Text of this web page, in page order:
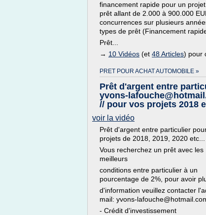
financement rapide pour un
prêt allant de 2.000 à 900.000
concurrences sur plusieurs
types de prêt (Financement
Prêt...
→ 10 Vidéos (et 48 Articles) pour
PRET POUR ACHAT AUTOMOBILE »
Prêt d'argent entre
yvons-
// pour vos projets 2018
voir la vidéo
Prêt d'argent entre particulier
projets de 2018, 2019, 2020 etc...
Vous recherchez un prêt avec les
meilleurs
conditions entre particulier à un
pourcentage de 2%, pour avoir
d'information veuillez contacter
mail: yvons-
- Crédit d'investissement